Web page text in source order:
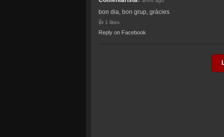
bon dia, bon grup, gràcies
1 likes
Reply on Facebook